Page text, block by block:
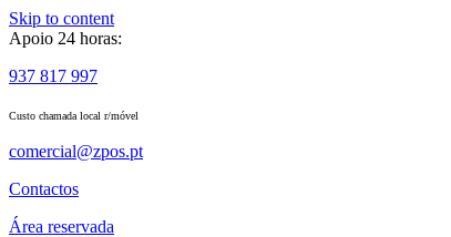
Skip to content
Apoio 24 horas:
937 817 997
Custo chamada local r/móvel
comercial@zpos.pt
Contactos
Área reservada